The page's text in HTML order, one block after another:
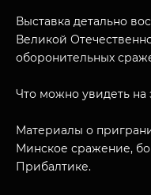
Выставка детально
Великой
оборонительных
Что можно увидеть на
Материалы о
Минское сражение,
Прибалтике.